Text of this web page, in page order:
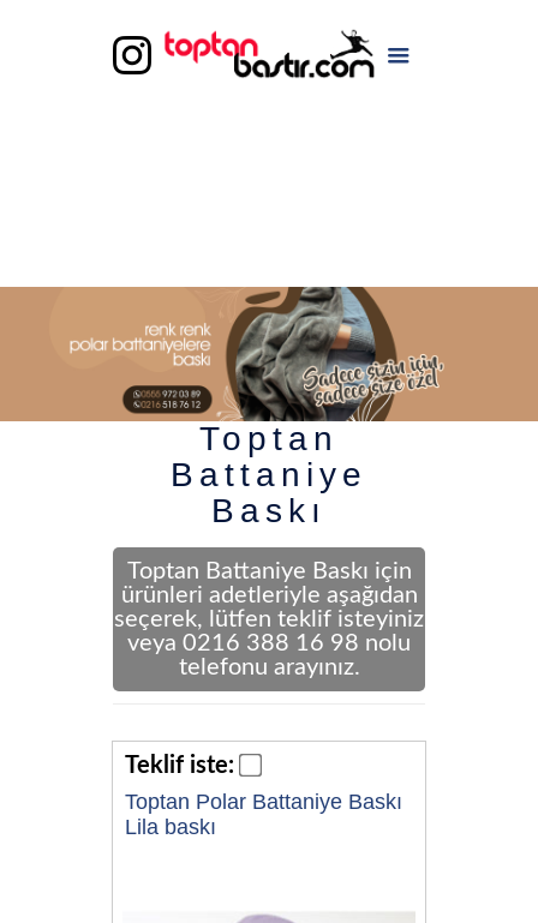
Toptan
Battaniye
Baskı
Toptan Battaniye Baskı için
ürünleri adetleriyle aşağıdan
seçerek, lütfen teklif isteyiniz
veya 0216 388 16 98 nolu
telefonu arayınız.
Teklif iste:
Toptan Polar Battaniye Baskı
Lila baskı